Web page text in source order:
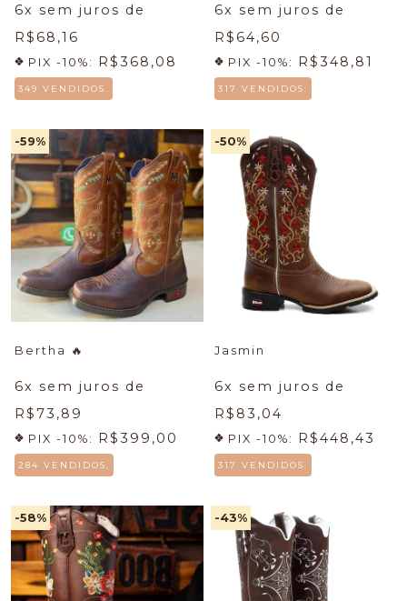
6x sem juros de
R$68,16
PIX -10%: R$368,08
349 VENDIDOS.
6x sem juros de
R$64,60
PIX -10%: R$348,81
317 VENDIDOS.
-59%
Bertha 🔥
6x sem juros de
R$73,89
PIX -10%: R$399,00
284 VENDIDOS.
-50%
Jasmin
6x sem juros de
R$83,04
PIX -10%: R$448,43
317 VENDIDOS.
-58% -43%